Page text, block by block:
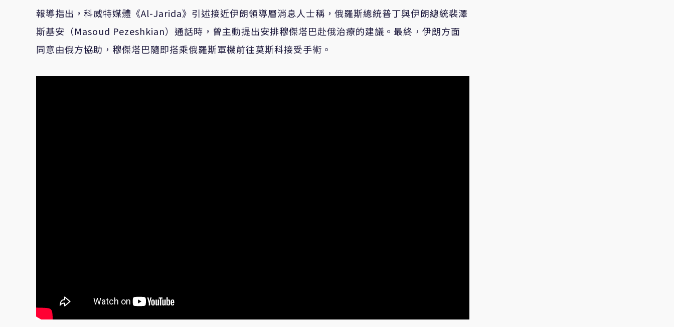
報導指出，科威特媒體《Al-Jarida》引述接近伊朗領導層消息人士稱，俄羅斯總統普丁與伊朗總統裴澤
斯基安（Masoud Pezeshkian）通話時，曾主動提出安排穆傑塔巴赴俄治療的建議。最終，伊朗方面
同意由俄方協助，穆傑塔巴隨即搭乘俄羅斯軍機前往莫斯科接受手術。